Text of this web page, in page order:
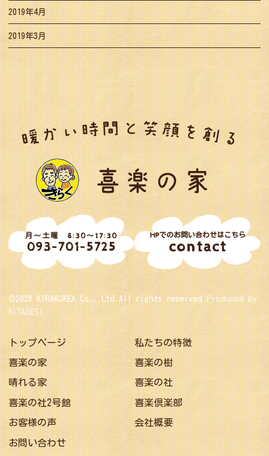
2019年4月
2019年3月
月～土曜 8:30～17:30
093-701-5725
HPでのお問い合わせはこちら
contact
©2026 KIRAKUKEA Co., Ltd.All rights reserved Produced by
KITADESI
トップページ 私たちの特徴
喜楽の家 喜楽の樹
晴れる家 喜楽の社
喜楽の社2号館 喜楽倶楽部
お客様の声 会社概要
お問い合わせ